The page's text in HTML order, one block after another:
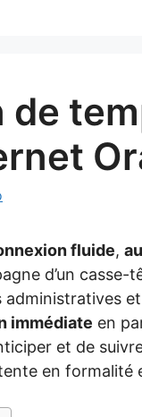
de
fluide,
d’un
administratives
immédiate en
et de
en formalité